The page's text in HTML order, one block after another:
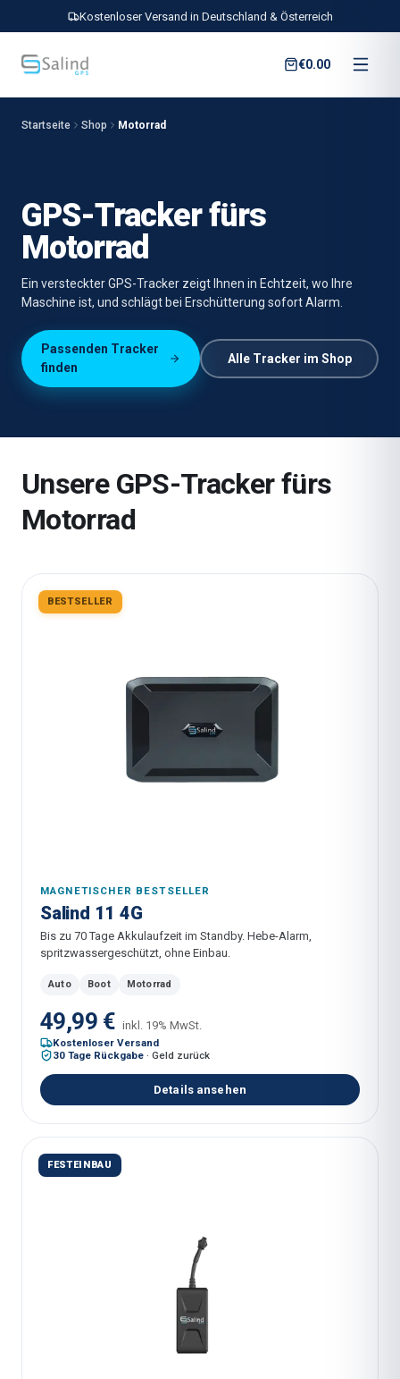
Kostenloser Versand in Deutschland & Österreich
€0.00
Startseite Shop Motorrad
GPS-Tracker fürs
Motorrad
Ein versteckter GPS-Tracker zeigt Ihnen in Echtzeit, wo Ihre
Maschine ist, und schlägt bei Erschütterung sofort Alarm.
Passenden Tracker
finden
Alle Tracker im Shop
Unsere GPS-Tracker fürs
Motorrad
BESTSELLER
MAGNETISCHER BESTSELLER
Salind 11 4G
Bis zu 70 Tage Akkulaufzeit im Standby. Hebe-Alarm,
spritzwassergeschützt, ohne Einbau.
Auto Boot Motorrad
49,99 € inkl. 19% MwSt.
Kostenloser Versand
30 Tage Rückgabe · Geld zurück
Details ansehen
FESTEINBAU